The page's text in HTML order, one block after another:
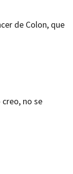
de Colon, que
no se